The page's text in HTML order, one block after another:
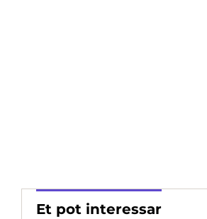
Et pot interessar